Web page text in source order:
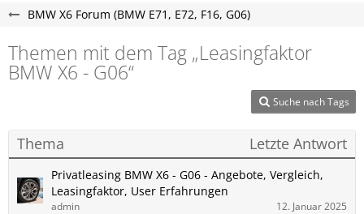
BMW X6 Forum (BMW E71, E72, F16, G06)
Themen mit dem Tag „Leasingfaktor
BMW X6 - G06“
Suche nach Tags
Thema Letzte Antwort
Privatleasing BMW X6 - G06 - Angebote, Vergleich,
Leasingfaktor, User Erfahrungen
admin 12. Januar 2025